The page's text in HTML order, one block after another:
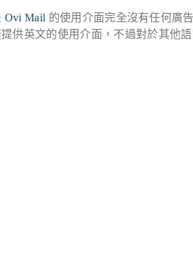
Ovi Mail 的使用介面完全沒有任何廣
供英文的使用介面，不過對於其他